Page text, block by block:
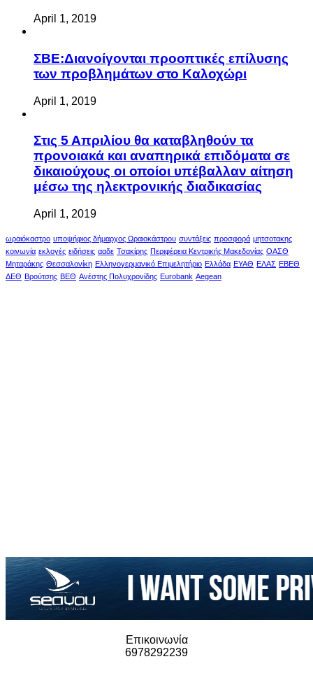
April 1, 2019
ΣΒΕ:Διανοίγονται προοπτικές επίλυσης
των προβλημάτων στο Καλοχώρι
April 1, 2019
Στις 5 Απριλίου θα καταβληθούν τα
προνοιακά και αναπηρικά επιδόματα σε
δικαιούχους οι οποίοι υπέβαλλαν αίτηση
μέσω της ηλεκτρονικής διαδικασίας
April 1, 2019
ωραιόκαστρο υποψήφιος δήμαρχος Ωραιοκάστρου συντάξεις προσφορά μητσοτακης
κοινωνία εκλογές ειδήσεις ααδε Τσακίρης Περιφέρεια Κεντρικής Μακεδονίας ΟΑΣΘ
Μηταράκης Θεσσαλονίκη Ελληνογερμανικό Επιμελητήριο Ελλάδα ΕΥΑΘ ΕΛΑΣ ΕΒΕΘ
ΔΕΘ Βρούτσης ΒΕΘ Ανέστης Πολυχρονίδης Eurobank Aegean
Επικοινωνία
6978292239